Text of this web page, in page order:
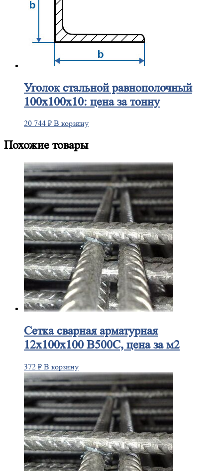
Уголокстальной равнополочный
100х100х10: цена за тонну
20 744 ₽ В корзину
Похожие товары
Сеткасварная арматурная
12х100х100 В500С, цена за м2
372 ₽ В корзину